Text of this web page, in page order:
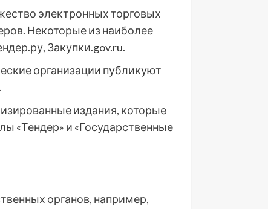
электронных торговых
Некоторые из наиболее
Закупки.gov.ru.
организации публикуют
издания, которые
«Тендер» и «Государственные
органов, например,